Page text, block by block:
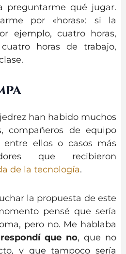
preguntarme qué jugar.
por «horas»: si la
ejemplo, cuatro horas,
horas de trabajo,
han habido muchos
compañeros de equipo
ellos o casos más
que recibieron
de la tecnología.
la propuesta de este
pensé que sería
pero no. Me hablaba
que no, que no
y que tampoco sería